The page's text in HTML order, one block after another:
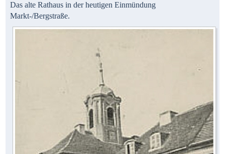
Das alte Rathaus in der heutigen Einmündung
Markt-/Bergstraße.